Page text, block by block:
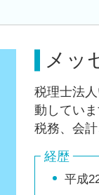
メッ
税理士法
動していま
税務、会
経歴
平成